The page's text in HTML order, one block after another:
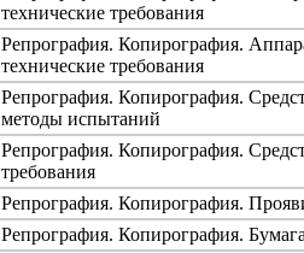
технические требования
Репрография. Копирография.
технические требования
Репрография. Копирография.
методы испытаний
Репрография. Копирография.
требования
Репрография. Копирография.
Репрография. Копирография.